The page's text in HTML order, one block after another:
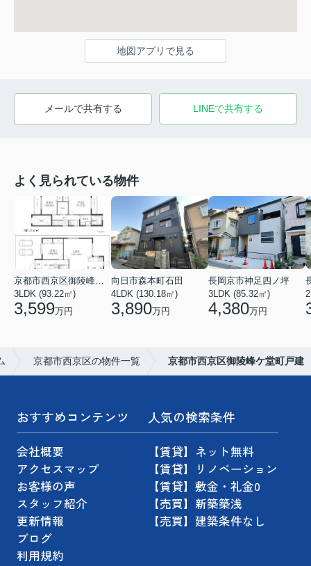
地図アプリで見る
メールで共有する LINEで共有する
よく見られている物件
3LDK (93.22㎡)
3,599万円
向日市森本町石田
4LDK (130.18㎡)
3,890万円
長岡京市神足四ノ坪
3LDK (85.32㎡)
4,380万円
京都市西京区の物件一覧 京都市西京区御陵峰ケ堂町戸建
おすすめコンテンツ
会社概要
アクセスマップ
お客様の声
スタッフ紹介
更新情報
ブログ
利用規約
人気の検索条件
【賃貸】ネット無料
【賃貸】リノベーション
【賃貸】敷金・礼金0
【売買】新築築浅
【売買】建築条件なし